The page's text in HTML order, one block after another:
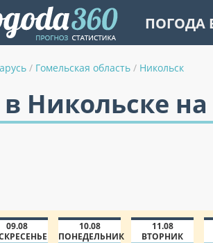
ПОГОДА
/ Гомельская область / Никольск
Никольске
09.08
10.08
ПОНЕДЕЛЬНИК
11.08
ВТОРНИК